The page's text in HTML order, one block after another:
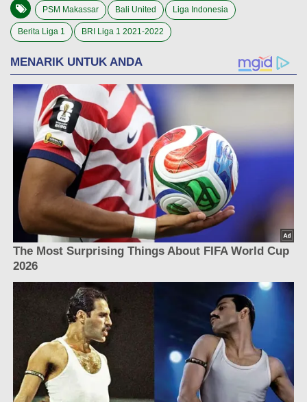
PSM Makassar Bali United Liga Indonesia
Berita Liga 1 BRI Liga 1 2021-2022